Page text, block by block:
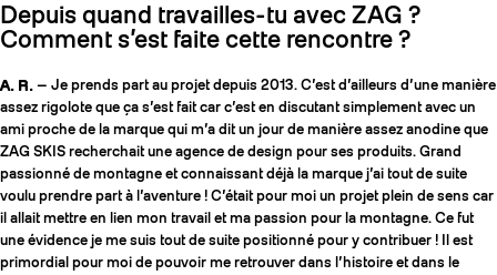
Depuis quand travailles-tu avec ZAG ?
Comment s’est faite cette rencontre ?
A. R. — Je prends part au projet depuis 2013. C’est d’ailleurs d’une manière
assez rigolote que ça s’est fait car c’est en discutant simplement avec un
ami proche de la marque qui m’a dit un jour de manière assez anodine que
ZAG SKIS recherchait une agence de design pour ses produits. Grand
passionné de montagne et connaissant déjà la marque j’ai tout de suite
voulu prendre part à l’aventure ! C’était pour moi un projet plein de sens car
il allait mettre en lien mon travail et ma passion pour la montagne. Ce fut
une évidence je me suis tout de suite positionné pour y contribuer ! Il est
primordial pour moi de pouvoir me retrouver dans l’histoire et dans le